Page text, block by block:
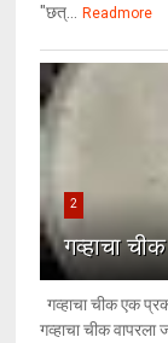
"छत्...
Readmore
2
गव्हाचा
गव्हाचा चीक एक
गव्हाचा चीक वापरला